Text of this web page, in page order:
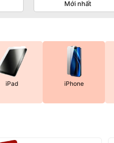
Mới nhất
iPad iPhone